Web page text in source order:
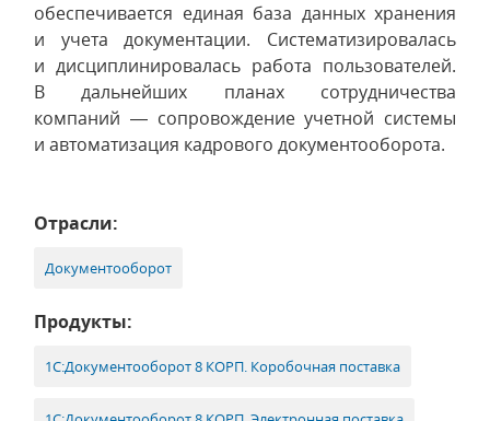
обеспечивается единая база данных хранения
и учета документации. Систематизировалась
и дисциплинировалась работа пользователей.
В дальнейших планах сотрудничества
компаний — сопровождение учетной системы
и автоматизация кадрового документооборота.
Отрасли:
Документооборот
Продукты:
1С:Документооборот 8 КОРП. Коробочная поставка